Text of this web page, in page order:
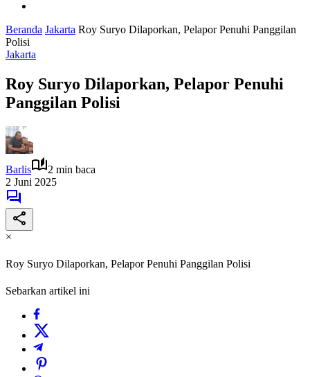
Beranda Jakarta Roy Suryo Dilaporkan, Pelapor Penuhi Panggilan
Polisi
Jakarta
Roy Suryo Dilaporkan, Pelapor Penuhi
Panggilan Polisi
Barlis
2 min baca
2 Juni 2025
×
Roy Suryo Dilaporkan, Pelapor Penuhi Panggilan Polisi
Sebarkan artikel ini